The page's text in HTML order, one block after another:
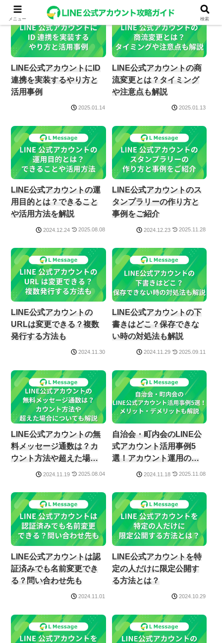
LINE公式アカウントにID
連携を実装するやり方と
活用事例
2025.01.14
LINE公式アカウントの商
流変更とは？タイミング
や注意点も解説
2025.01.13
LINE公式アカウントの運
用目的とは？できること
や活用方法を解説
2024.12.24 2025.08.08
LINE公式アカウントのス
タンプラリーの作り方と
事例をご紹介
2024.12.23 2025.11.28
LINE公式アカウントの
URLは変更できる？複数
発行する方法も
2024.11.30
LINE公式アカウントの下
書きはどこ？保存できな
い時の対処法も解説
2024.11.29 2025.09.11
LINE公式アカウントの無
料メッセージ通数は？カ
ウント方法や超えた場合
についても解説
2024.11.19 2025.08.04
自治会・町内会のLINE公
式アカウント活用事例5
選！アカウント運用のメ
リット・デメリットも解
2024.11.18 2025.11.08
LINE公式アカウントは認
証済みでも名前変更でき
る？問い合わせ先も
2024.11.01
LINE公式アカウントを特
定の人だけに限定公開す
る方法とは？
2024.10.29
メニュー 検索